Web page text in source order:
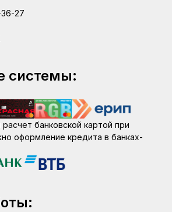
27
системы:
банковской картой при
оформление кредита в банках-